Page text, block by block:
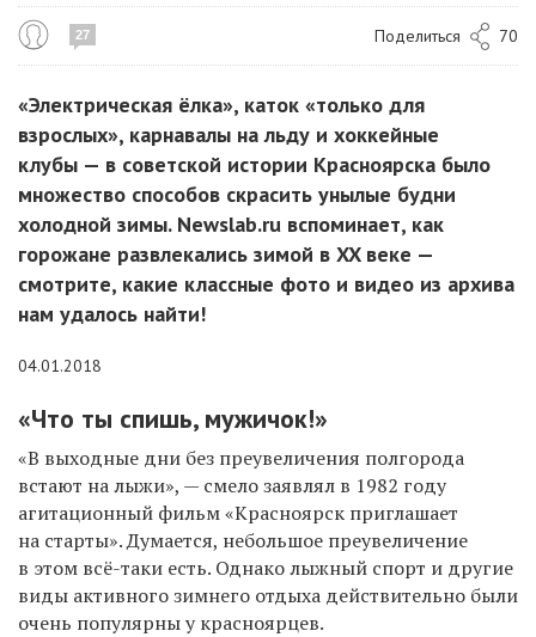
27 Поделиться 70
«Электрическая ёлка», каток «только для
взрослых», карнавалы на льду и хоккейные
клубы — в советской истории Красноярска было
множество способов скрасить унылые будни
холодной зимы. Newslab.ru вспоминает, как
горожане развлекались зимой в XX веке —
смотрите, какие классные фото и видео из архива
нам удалось найти!
04.01.2018
«Что ты спишь, мужичок!»
«В выходные дни без преувеличения полгорода
встают на лыжи», — смело заявлял в 1982 году
агитационный фильм «Красноярск приглашает
на старты». Думается, небольшое преувеличение
в этом всё-таки есть. Однако лыжный спорт и другие
виды активного зимнего отдыха действительно были
очень популярны у красноярцев.